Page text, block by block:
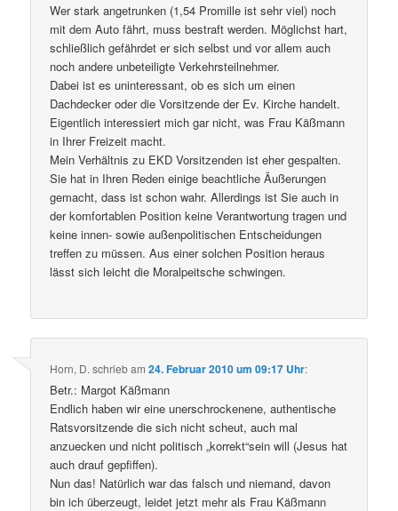
Wer stark angetrunken (1,54 Promille ist sehr viel) noch
mit dem Auto fährt, muss bestraft werden. Möglichst hart,
schließlich gefährdet er sich selbst und vor allem auch
noch andere unbeteiligte Verkehrsteilnehmer.
Dabei ist es uninteressant, ob es sich um einen
Dachdecker oder die Vorsitzende der Ev. Kirche handelt.
Eigentlich interessiert mich gar nicht, was Frau Käßmann
in Ihrer Freizeit macht.
Mein Verhältnis zu EKD Vorsitzenden ist eher gespalten.
Sie hat in Ihren Reden einige beachtliche Äußerungen
gemacht, dass ist schon wahr. Allerdings ist Sie auch in
der komfortablen Position keine Verantwortung tragen und
keine innen- sowie außenpolitischen Entscheidungen
treffen zu müssen. Aus einer solchen Position heraus
lässt sich leicht die Moralpeitsche schwingen.
Horn, D. schriebam24. Februar 2010 um 09:17 Uhr:
Betr.: Margot Käßmann
Endlich haben wir eine unerschrockenene, authentische
Ratsvorsitzende die sich nicht scheut, auch mal
anzuecken und nicht politisch „korrekt“sein will (Jesus hat
auch drauf gepfiffen).
Nun das! Natürlich war das falsch und niemand, davon
bin ich überzeugt, leidet jetzt mehr als Frau Käßmann